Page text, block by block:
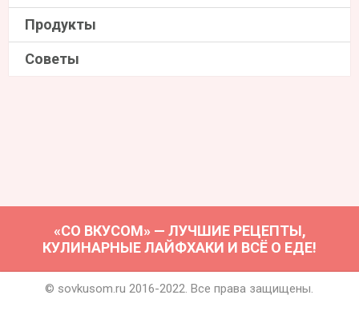
Продукты
Советы
«СО ВКУСОМ» — ЛУЧШИЕ РЕЦЕПТЫ,
КУЛИНАРНЫЕ ЛАЙФХАКИ И ВСЁ О ЕДЕ!
© sovkusom.ru 2016-2022. Все права защищены.